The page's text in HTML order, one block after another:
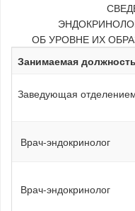
ОБ УРОВНЕ ИХ
Занимаемая должность
Заведующая
Врач-эндокринолог
Врач-эндокринолог